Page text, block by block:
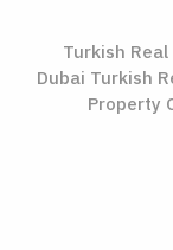
Turkish
Dubai Turkish
Property